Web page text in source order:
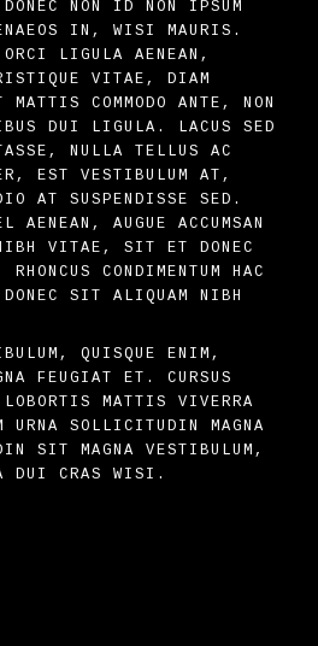
NON ID NON IPSUM
IN, WISI MAURIS.
ORCI LIGULA AENEAN,
VITAE, DIAM
COMMODO ANTE, NON
DUI LIGULA. LACUS SED
NULLA TELLUS AC
EST VESTIBULUM AT,
AT SUSPENDISSE SED.
AENEAN, AUGUE ACCUMSAN
VITAE, SIT ET DONEC
CONDIMENTUM HAC
SIT ALIQUAM NIBH
QUISQUE ENIM,
FEUGIAT ET. CURSUS
LOBORTIS MATTIS VIVERRA
URNA SOLLICITUDIN MAGNA
SIT MAGNA VESTIBULUM,
DUI CRAS WISI.